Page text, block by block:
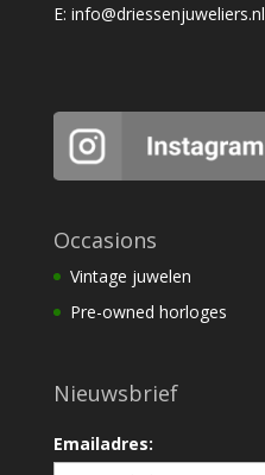
E: info@driessenjuweliers.nl
Occasions
Vintage juwelen
Pre-owned horloges
Nieuwsbrief
Emailadres: